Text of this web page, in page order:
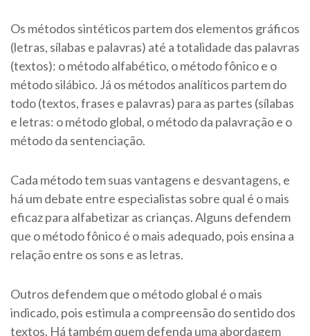
Os métodos sintéticos partem dos elementos gráficos
(letras, sílabas e palavras) até a totalidade das palavras
(textos): o método alfabético, o método fônico e o
método silábico. Já os métodos analíticos partem do
todo (textos, frases e palavras) para as partes (sílabas
e letras: o método global, o método da palavração e o
método da sentenciação.
Cada método tem suas vantagens e desvantagens, e
há um debate entre especialistas sobre qual é o mais
eficaz para alfabetizar as crianças. Alguns defendem
que o método fônico é o mais adequado, pois ensina a
relação entre os sons e as letras.
Outros defendem que o método global é o mais
indicado, pois estimula a compreensão do sentido dos
textos. Há também quem defenda uma abordagem